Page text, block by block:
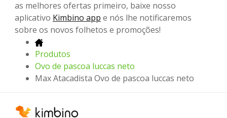
as melhores ofertas primeiro, baixe nosso
aplicativo Kimbino app e nós lhe notificaremos
sobre os novos folhetos e promoções!
Produtos
Ovo de pascoa luccas neto
Max Atacadista Ovo de pascoa luccas neto